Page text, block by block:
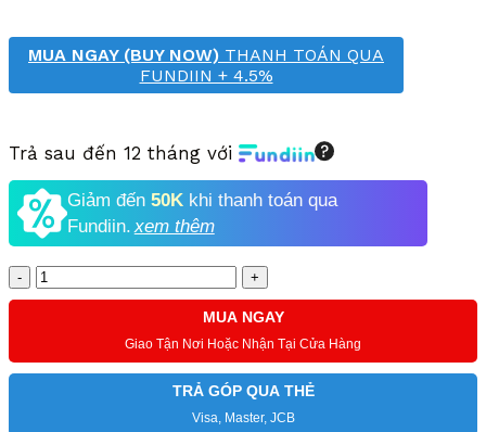
MUA NGAY (BUY NOW) THANH TOÁN QUA
FUNDIIN + 4.5%
Trả sau đến 12 tháng với
Giảm đến 50K khi thanh toán qua
Fundiin.xem thêm
Số
lượng
MUA NGAY
Giao Tận Nơi Hoặc Nhận Tại Cửa Hàng
TRẢ GÓP QUA THẺ
Visa, Master, JCB